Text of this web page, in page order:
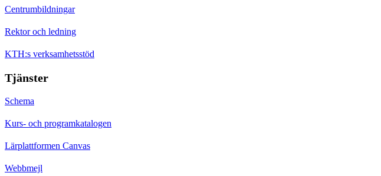
Centrumbildningar
Rektor och ledning
KTH:s verksamhetsstöd
Tjänster
Schema
Kurs- och programkatalogen
Lärplattformen Canvas
Webbmejl